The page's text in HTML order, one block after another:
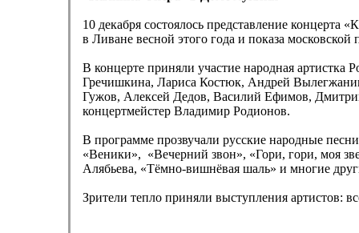
10 декабря состоялось представление
в Ливане весной этого года и показа
В концерте приняли участие народная
Гречишкина, Лариса Костюк, Андрей
Гужов, Алексей Дедов, Василий Ефимов,
концертмейстер Владимир Родионов.
В программе прозвучали русские народные
«Веники», «Вечерний звон», «Гори, гори, моя
Алябьева, «Тёмно-вишнёвая шаль» и многие
Зрители тепло приняли выступления артистов: